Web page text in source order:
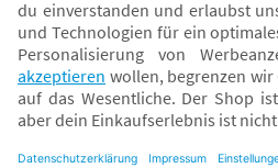
* Alle Preise inkl. MwSt. und ggf. zzgl.
abhängig von der von dir gewählten Option
Abholung in dem von dir gewählten
Onlineshop geltende Preis stellt bei einem
Nehmer eine unverbindliche Preisempfehlung
daher von dem Verkaufspreis im Onlineshop